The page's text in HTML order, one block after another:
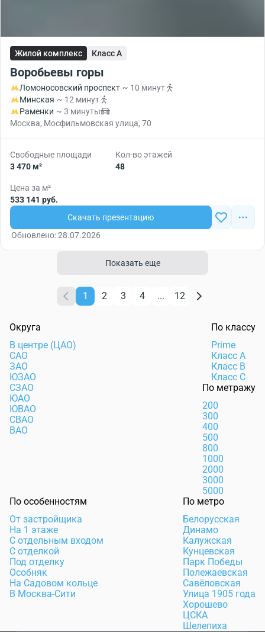
Жилой комплекс Класс A
Воробьевы горы
Ломоносовский проспект ~ 10 минут
Минская ~ 12 минут
Раменки ~ 3 минуты
Москва, Мосфильмовская улица, 70
Свободные площади
3 470 м²
Кол-во этажей
48
Цена за м²
533 141 руб.
Скачать презентацию
Обновлено: 28.07.2026
Показать еще
1 2 3 4 ... 12
Округа
В центре (ЦАО)
САО
ЗАО
ЮЗАО
СЗАО
ЮАО
ЮВАО
СВАО
ВАО
По классу
Prime
Класс А
Класс В
Класс С
По метражу
200
300
400
500
800
1000
2000
3000
5000
По особенностям
От застройщика
На 1 этаже
С отдельным входом
С отделкой
Под отделку
Особняк
На Садовом кольце
В Москва-Сити
По метро
Белорусская
Динамо
Калужская
Кунцевская
Парк Победы
Полежаевская
Савёловская
Улица 1905 года
Хорошево
ЦСКА
Шелепиха